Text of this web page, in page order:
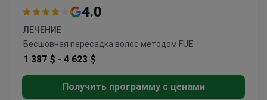
косметология.
только взрослых пациентов. Большинство из
них — жители европейских, русскоязычных и
арабоязычных страны.
Каждый год клинике доверяют свое здоровье
более 1 000 человек.
4.0
ЛЕЧЕНИЕ
Бесшовная пересадка волос методом FUE
1 387 $ - 4 623 $
Получить программу с ценами